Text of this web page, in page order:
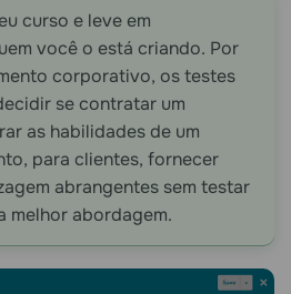
curso e leve em
você o está criando. Por
corporativo, os testes
se contratar um
as habilidades de um
para clientes, fornecer
abrangentes sem testar
melhor abordagem.